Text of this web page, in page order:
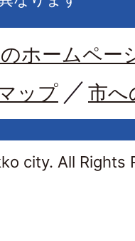
ホームペー
ップ
市へ
city. All Rights